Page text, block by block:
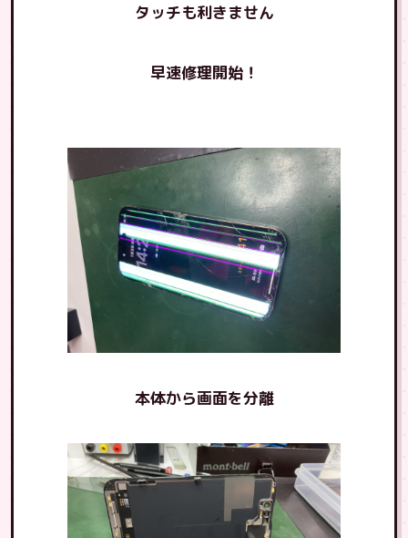
タッチも利きません
早速修理開始！
本体から画面を分離